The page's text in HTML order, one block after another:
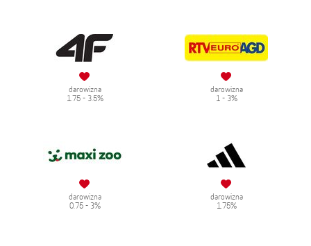
darowizna
1.75 - 3.5%
darowizna
1 - 3%
darowizna
0.75 - 3%
darowizna
1.75%